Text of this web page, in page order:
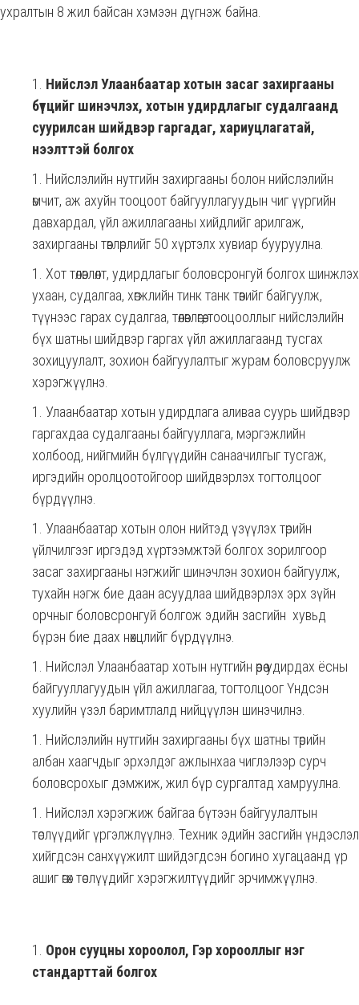
ухралтын 8 жил байсан хэмээн дүгнэж байна.
Нийслэл Улаанбаатар хотын засаг захиргааны
бүтцийг шинэчлэх, хотын удирдлагыг судалгаанд
суурилсан шийдвэр гаргадаг, хариуцлагатай,
нээлттэй болгох
Нийслэлийн нутгийн захиргааны болон нийслэлийн
өмчит, аж ахуйн тооцоот байгууллагуудын чиг үүргийн
давхардал, үйл ажиллагааны хийдлийг арилгаж,
захиргааны төвлөрлийг 50 хүртэлх хувиар бууруулна.
Хот төлөвлөлт, удирдлагыг боловсронгуй болгох шинжлэх
ухаан, судалгаа, хөгжлийн тинк танк төвийг байгуулж,
түүнээс гарах судалгаа, төлөвлөгөө, тооцооллыг нийслэлийн
бүх шатны шийдвэр гаргах үйл ажиллагаанд тусгах
зохицуулалт, зохион байгуулалтыг журам боловсруулж
хэрэгжүүлнэ.
Улаанбаатар хотын удирдлага аливаа суурь шийдвэр
гаргахдаа судалгааны байгууллага, мэргэжлийн
холбоод, нийгмийн бүлгүүдийн санаачилгыг тусгаж,
иргэдийн оролцоотойгоор шийдвэрлэх тогтолцоог
бүрдүүлнэ.
Улаанбаатар хотын олон нийтэд үзүүлэх төрийн
үйлчилгээг иргэдэд хүртээмжтэй болгох зорилгоор
засаг захиргааны нэгжийг шинэчлэн зохион байгуулж,
тухайн нэгж бие даан асуудлаа шийдвэрлэх эрх зүйн
орчныг боловсронгуй болгож эдийн засгийн хувьд
бүрэн бие даах нөхцлийг бүрдүүлнэ.
Нийслэл Улаанбаатар хотын нутгийн өөрөө удирдах ёсны
байгууллагуудын үйл ажиллагаа, тогтолцоог Үндсэн
хуулийн үзэл баримтлалд нийцүүлэн шинэчилнэ.
Нийслэлийн нутгийн захиргааны бүх шатны төрийн
албан хаагчдыг эрхэлдэг ажлынхаа чиглэлээр сурч
боловсрохыг дэмжиж, жил бүр сургалтад хамруулна.
Нийслэл хэрэгжиж байгаа бүтээн байгуулалтын
төслүүдийг үргэлжлүүлнэ. Техник эдийн засгийн үндэслэл
хийгдсэн санхүүжилт шийдэгдсэн богино хугацаанд үр
ашиг өгөх төслүүдийг хэрэгжилтүүдийг эрчимжүүлнэ.
Орон сууцны хороолол, Гэр хорооллыг нэг
стандарттай болгох